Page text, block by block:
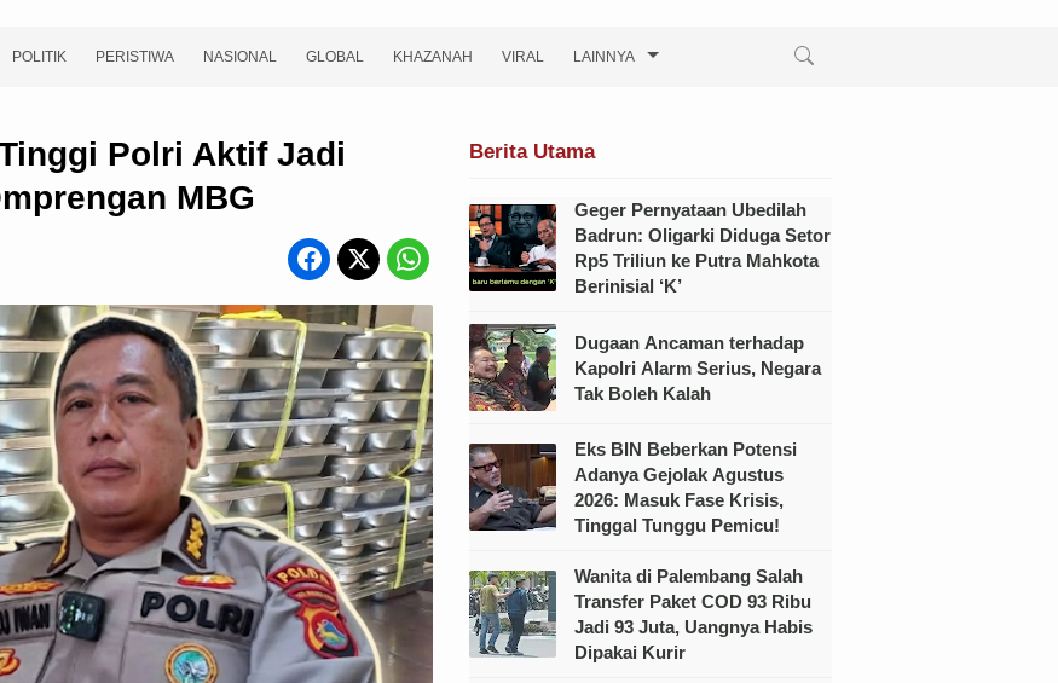
POLITIK PERISTIWA NASIONAL GLOBAL KHAZANAH VIRAL LAINNYA
Polri Aktif Jadi
MBG
Berita Utama
Geger Pernyataan Ubedilah
Badrun: Oligarki Diduga Setor
Rp5 Triliun ke Putra Mahkota
Berinisial ‘K’
Dugaan Ancaman terhadap
Kapolri Alarm Serius, Negara
Tak Boleh Kalah
Eks BIN Beberkan Potensi
Adanya Gejolak Agustus
2026: Masuk Fase Krisis,
Tinggal Tunggu Pemicu!
Wanita di Palembang Salah
Transfer Paket COD 93 Ribu
Jadi 93 Juta, Uangnya Habis
Dipakai Kurir